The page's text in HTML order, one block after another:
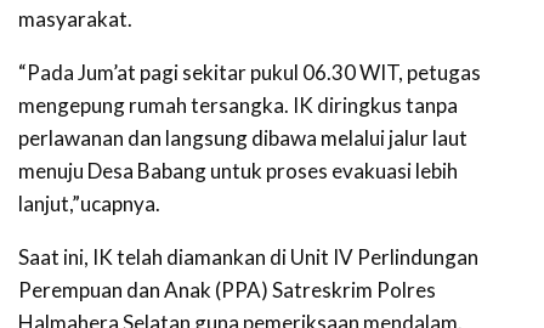
masyarakat.
“Pada Jum’at pagi sekitar pukul 06.30 WIT, petugas
mengepung rumah tersangka. IK diringkus tanpa
perlawanan dan langsung dibawa melalui jalur laut
menuju Desa Babang untuk proses evakuasi lebih
lanjut,”ucapnya.
Saat ini, IK telah diamankan di Unit IV Perlindungan
Perempuan dan Anak (PPA) Satreskrim Polres
Halmahera Selatan guna pemeriksaan mendalam.